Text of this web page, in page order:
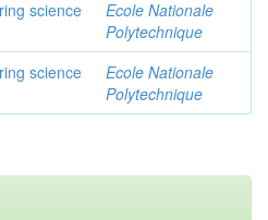
science
Ecole Nationale
Polytechnique
science
Ecole Nationale
Polytechnique